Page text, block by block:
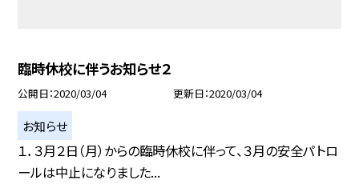
臨時休校に伴うお知らせ２
公開日 2020/03/04 更新日 2020/03/04
お知らせ
１．３月２日（月）からの臨時休校に伴って、３月の安全パトロ
ールは中止になりました...